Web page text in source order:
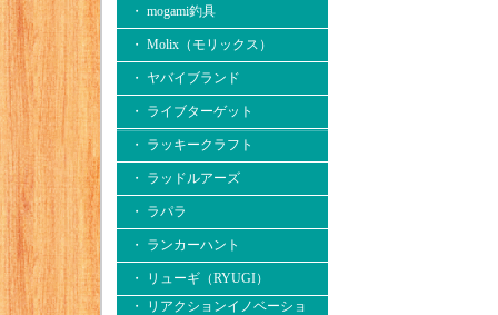
・ mogami釣具
・ Molix（モリックス）
・ ヤバイブランド
・ ライブターゲット
・ ラッキークラフト
・ ラッドルアーズ
・ ラパラ
・ ランカーハント
・ リューギ（RYUGI）
・ リアクションイノベーショ